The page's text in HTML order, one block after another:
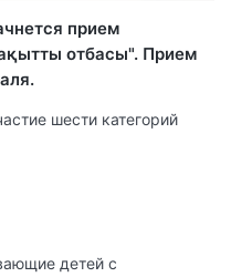
прием
отбасы". Прием
шести категорий
детей с